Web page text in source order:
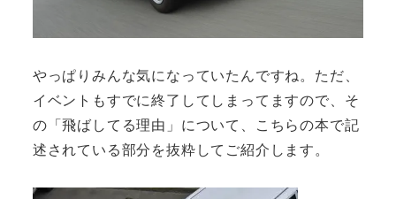
やっぱりみんな気になっていたんですね。ただ、
イベントもすでに終了してしまってますので、そ
の「飛ばしてる理由」について、こちらの本で記
述されている部分を抜粋してご紹介します。